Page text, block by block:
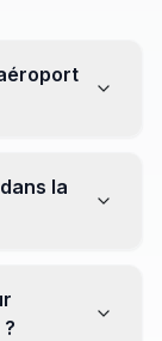
vers les
meilleurs
la